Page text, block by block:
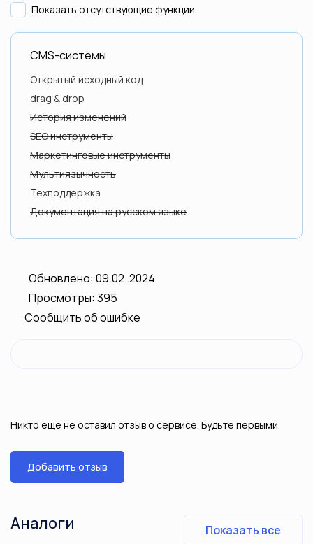
МойСклад
Бизнес.ру
MailChimp
Mailigen
NotiSend
Показать отсутствующие функции
CMS-системы
Открытый исходный код
drag & drop
История изменений
SEO инструменты
Маркетинговые инструменты
Мультиязычность
Техподдержка
Документация на русском языке
Обновлено: 09.02 .2024
Просмотры: 395
Сообщить об ошибке
Никто ещё не оставил отзыв о сервисе. Будьте первыми.
Добавить отзыв
Аналоги Показать все